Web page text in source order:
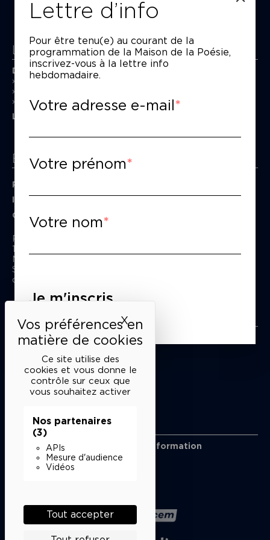
Ce site utilise des
cookies et vous donne le
contrôle sur ceux que
vous souhaitez activer
Nos partenaires
(3)
APIs
Mesure d'audience
Vidéos
Tout accepter
XMasquer le bandeau des
La Maison de la Poésie
Découvrir
En photos
Nos partenaires
L’équipe
Espace pro
Privatiser une salle
Informations techniques
Contact presse
Passage Moliėre
157, rue Saint-Martin - 75003 Paris
M° Rambuteau - RER Les Halles
Standard tél : 01 44 54 53 00
du mardi au samedi de 15h à 18h
Liens utiles
Mentions légales
Conditions générales de vente
Cookies
Restons en lien
Inscrivez-vous à notre lettre d’information
Suivez-nous sur les réseaux
Lettre d’info
Pour être tenu(e) au courant de la
programmation de la Maison de la Poésie,
inscrivez-vous à la lettre info
hebdomadaire.
Votre adresse e-mail
Votre prénom
Votre nom
Je m'inscris